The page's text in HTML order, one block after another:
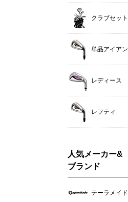
クラブセット
単品アイアン
レディース
レフティ
人気メーカー&
ブランド
テーラメイド